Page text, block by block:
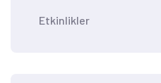
Etkinlikler